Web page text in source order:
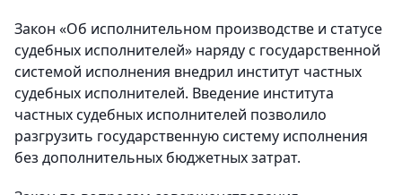
Закон «Об исполнительном производстве и статусе
судебных исполнителей» наряду с государственной
системой исполнения внедрил институт частных
судебных исполнителей. Введение института
частных судебных исполнителей позволило
разгрузить государственную систему исполнения
без дополнительных бюджетных затрат.